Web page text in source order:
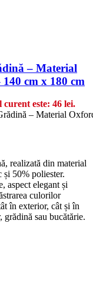
– Material
cm x 180 cm
curent este: 46 lei.
– Material
realizată din material
50% poliester.
aspect elegant și
culorilor
în exterior, cât și în
sau bucătărie.